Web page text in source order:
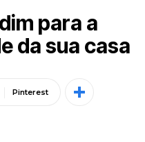
para a
da sua casa
Pinterest